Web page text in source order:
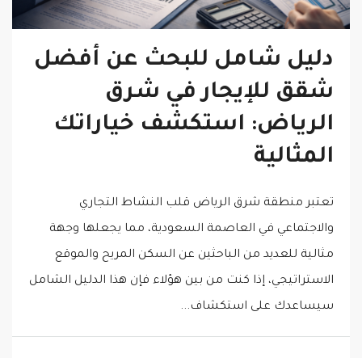
دليل شامل للبحث عن أفضل
شقق للإيجار في شرق
الرياض: استكشف خياراتك
المثالية
تعتبر منطقة شرق الرياض قلب النشاط التجاري
والاجتماعي في العاصمة السعودية، مما يجعلها وجهة
مثالية للعديد من الباحثين عن السكن المريح والموقع
الاستراتيجي، إذا كنت من بين هؤلاء فإن هذا الدليل الشامل
سيساعدك على استكشاف...